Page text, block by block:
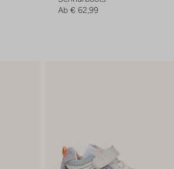
Ab € 62,99